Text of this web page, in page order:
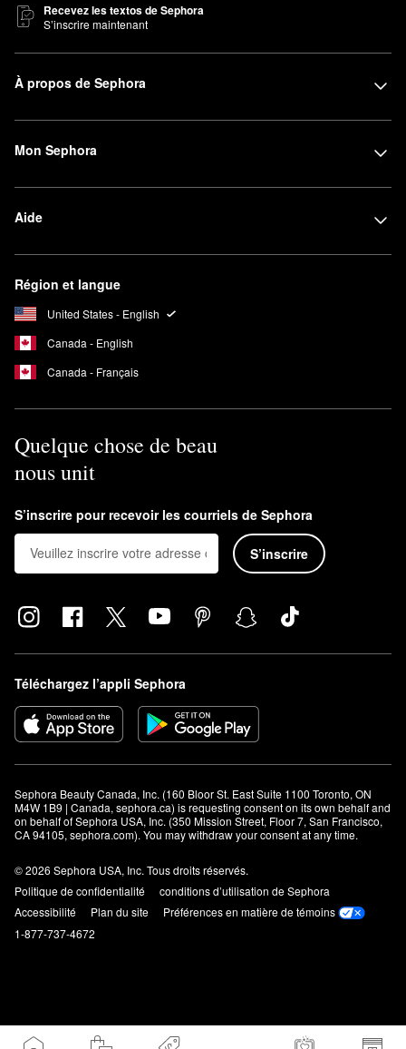
Recevez les textos de Sephora
S’inscrire maintenant
À propos de Sephora
Mon Sephora
Aide
Région et langue
United States - English
Canada - English
Canada - Français
Quelque chose de beau
nous unit
S’inscrire pour recevoir les courriels de Sephora
S’inscrire
Téléchargez l’appli Sephora
Sephora Beauty Canada, Inc. (160 Bloor St. East Suite 1100 Toronto, ON
M4W 1B9 | Canada, sephora.ca) is requesting consent on its own behalf and
on behalf of Sephora USA, Inc. (350 Mission Street, Floor 7, San Francisco,
CA 94105, sephora.com). You may withdraw your consent at any time.
© 2026 Sephora USA, Inc. Tous droits réservés.
Politique de confidentialité
conditions d’utilisation de Sephora
Accessibilité
Plan du site
Préférences en matière de témoins
1-877-737-4672